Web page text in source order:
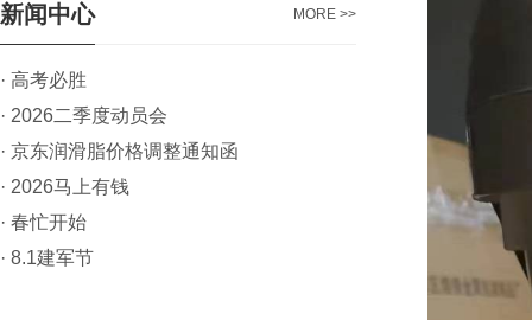
新闻中心 MORE >>
· 高考必胜
· 2026二季度动员会
· 京东润滑脂价格调整通知函
· 2026马上有钱
· 春忙开始
· 8.1建军节